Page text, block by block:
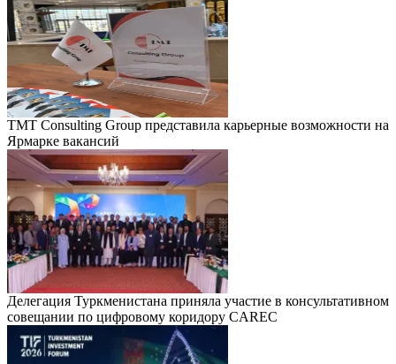
TMT Consulting Group представила карьерные возможности на
Ярмарке вакансий
Делегация Туркменистана приняла участие в консультативном
совещании по цифровому коридору CAREC